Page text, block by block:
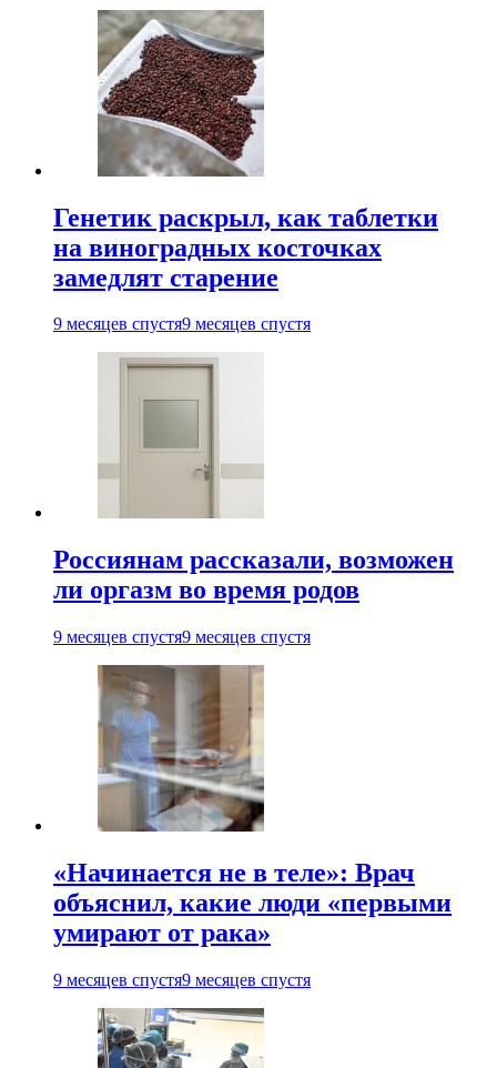
Генетик раскрыл, как таблетки
на виноградных косточках
замедлят старение
9 месяцев спустя9 месяцев спустя
Россиянам рассказали, возможен
ли оргазм во время родов
9 месяцев спустя9 месяцев спустя
«Начинается не в теле»: Врач
объяснил, какие люди «первыми
умирают от рака»
9 месяцев спустя9 месяцев спустя